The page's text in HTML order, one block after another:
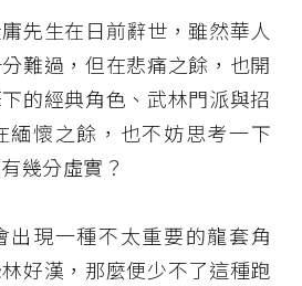
先生在日前辭世，雖然華人
難過，但在悲痛之餘，也開
的經典角色、武林門派與招
緬懷之餘，也不妨思考一下
幾分虛實？
出現一種不太重要的龍套角
好漢，那麼便少不了這種跑